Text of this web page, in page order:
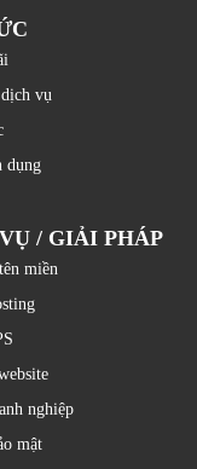
vụ
dụng
/ GIẢI PHÁP
miền
nghiệp
mật